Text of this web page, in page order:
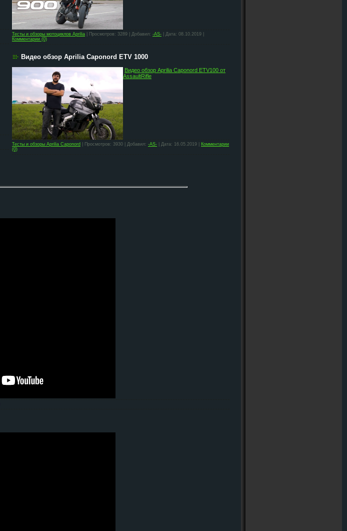
Тесты и обзоры мотоциклов Aprilia | Просмотров: 3289 | Добавил: -AS- | Дата: 08.10.2019
Комментарии (0)
Видео обзор Aprilia Caponord ETV 1000
Видео обзор Aprilia Caponord ETV100 от
AssaultRifle
Тесты и обзоры Aprilia Caponord | Просмотров: 3930 | Добавил: -AS- | Дата: 16.05.2019
Комментарии
(0)